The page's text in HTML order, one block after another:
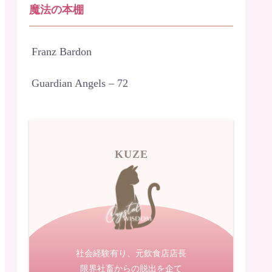
魔法の本棚
Franz Bardon
Guardian Angels – 72
KUZE
社会経験有り、元飲食店店長
限界社畜からの脱出を企て